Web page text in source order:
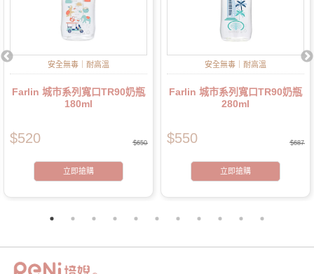
安全無毒｜耐高溫
Farlin 城市系列寬口TR90奶瓶
180ml
$520 $650
立即搶購
安全無毒｜耐高溫
Farlin 城市系列寬口TR90奶瓶
280ml
$550 $687
立即搶購